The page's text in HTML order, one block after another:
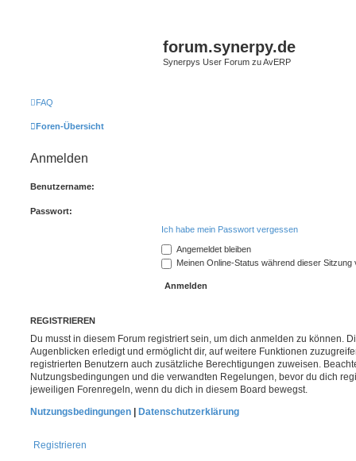
forum.synerpy.de
Synerpys User Forum zu AvERP
FAQ
Foren-Übersicht
Anmelden
Benutzername:
Passwort:
Ich habe mein Passwort vergessen
Angemeldet bleiben
Meinen Online-Status während dieser Sitzung
REGISTRIEREN
Du musst in diesem Forum registriert sein, um dich anmelden zu können.
Augenblicken erledigt und ermöglicht dir, auf weitere Funktionen
registrierten Benutzern auch zusätzliche Berechtigungen zuweisen.
Nutzungsbedingungen und die verwandten Regelungen, bevor du dich
jeweiligen Forenregeln, wenn du dich in diesem Board bewegst.
Nutzungsbedingungen
Datenschutzerklärung
Registrieren